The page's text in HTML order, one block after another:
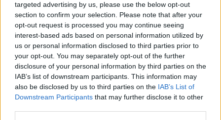
targeted advertising by us, please use the below opt-out
section to confirm your selection. Please note that after your
opt-out request is processed you may continue seeing
interest-based ads based on personal information utilized by
us or personal information disclosed to third parties prior to
your opt-out. You may separately opt-out of the further
disclosure of your personal information by third parties on the
IAB’s list of downstream participants. This information may
also be disclosed by us to third parties on the IAB’s List of
Downstream Participants that may further disclose it to other
Kövess minket, és értesülj a friss hírekről a
Facebookon is!
Követem